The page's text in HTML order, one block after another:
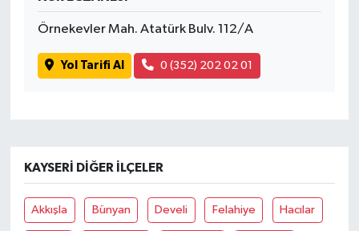
Örnekevler Mah. Atatürk Bulv. 112/A
Yol Tarifi Al 0 (352) 202 02 01
KAYSERI DIĞER İLÇELER
Akkışla Bünyan Develi Felahiye Hacılar